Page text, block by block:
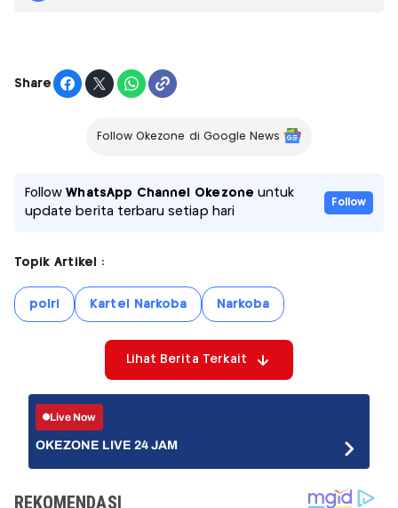
Share
Follow Okezone di Google News
FollowWhatsApp Channel Okezone untuk
update berita terbaru setiap hari
Follow
Topik Artikel :
polri Kartel Narkoba Narkoba
Lihat Berita Terkait
Live Now
OKEZONE LIVE 24 JAM